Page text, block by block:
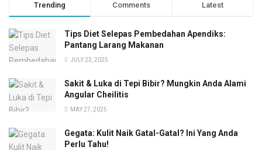
Trending Comments Latest
Tips Diet Selepas Pembedahan Apendiks:
Pantang Larang Makanan
JULY 23, 2025
Sakit & Luka di Tepi Bibir? Mungkin Anda Alami
Angular Cheilitis
MAY 27, 2025
Gegata: Kulit Naik Gatal-Gatal? Ini Yang Anda
Perlu Tahu!